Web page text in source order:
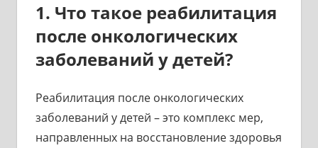
1. Что такое реабилитация
после онкологических
заболеваний у детей?
Реабилитация после онкологических
заболеваний у детей – это комплекс мер,
направленных на восстановление здоровья